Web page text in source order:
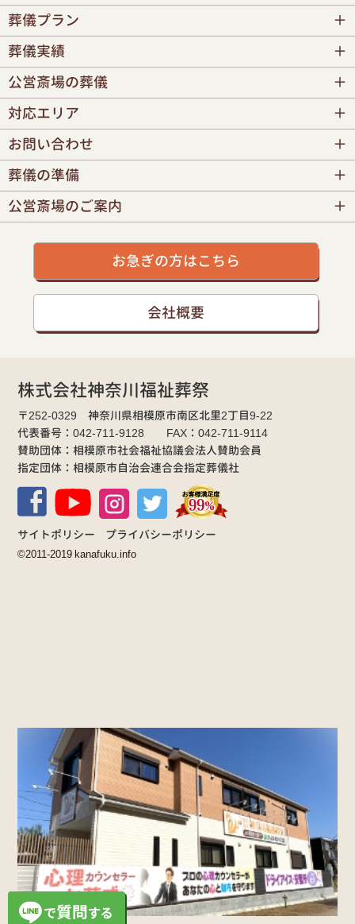
葬儀プラン
葬儀実績
公営斎場の葬儀
対応エリア
お問い合わせ
葬儀の準備
公営斎場のご案内
お急ぎの方はこちら
会社概要
株式会社神奈川福祉葬祭
〒252-0329 神奈川県相模原市南区北里2丁目9-22
代表番号：042-711-9128 FAX：042-711-9114
賛助団体：相模原市社会福祉協議会法人賛助会員
指定団体：相模原市自治会連合会指定葬儀社
サイトポリシー プライバシーポリシー
©2011-2019 kanafuku.info